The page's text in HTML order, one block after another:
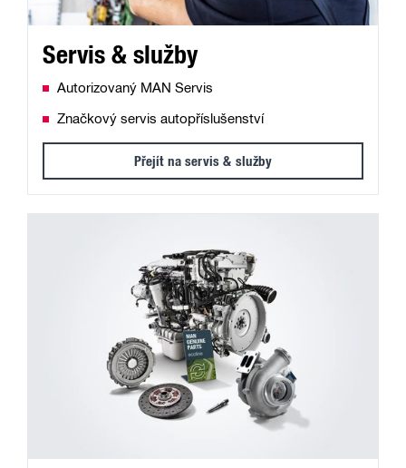
Servis & služby
Autorizovaný MAN Servis
Značkový servis autopříslušenství
Přejít na servis & služby